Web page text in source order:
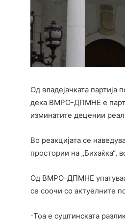
Од владејачката партија
дека ВМРО-ДПМНЕ е
изминатите децении
Во реакцијата се
простории на „Бихаќка“,
Од ВМРО-ДПМНЕ
се соочи со актуелните
-Тоа е суштинската